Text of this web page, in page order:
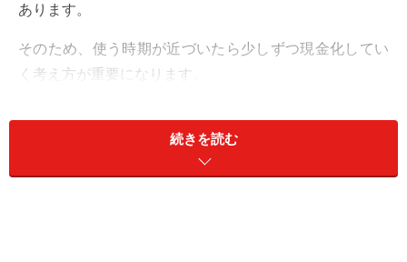
あります。
そのため、使う時期が近づいたら少しずつ現金化してい
く考え方が重要になります。
株は売るときのルールを明確に決める
初心者の場合、株などは「上がったら売る」と漠然と考
続きを読む